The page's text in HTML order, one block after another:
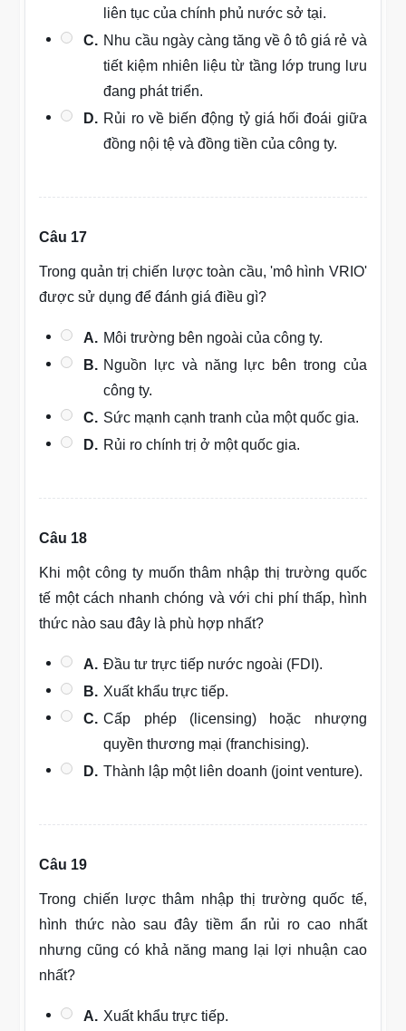
liên tục của chính phủ nước sở tại.
C. Nhu cầu ngày càng tăng về ô tô giá rẻ và
tiết kiệm nhiên liệu từ tầng lớp trung lưu
đang phát triển.
D. Rủi ro về biến động tỷ giá hối đoái giữa
đồng nội tệ và đồng tiền của công ty.
Câu 17
Trong quản trị chiến lược toàn cầu, 'mô hình VRIO'
được sử dụng để đánh giá điều gì?
A. Môi trường bên ngoài của công ty.
B. Nguồn lực và năng lực bên trong của
công ty.
C. Sức mạnh cạnh tranh của một quốc gia.
D. Rủi ro chính trị ở một quốc gia.
Câu 18
Khi một công ty muốn thâm nhập thị trường quốc
tế một cách nhanh chóng và với chi phí thấp, hình
thức nào sau đây là phù hợp nhất?
A. Đầu tư trực tiếp nước ngoài (FDI).
B. Xuất khẩu trực tiếp.
C. Cấp phép (licensing) hoặc nhượng
quyền thương mại (franchising).
D. Thành lập một liên doanh (joint venture).
Câu 19
Trong chiến lược thâm nhập thị trường quốc tế,
hình thức nào sau đây tiềm ẩn rủi ro cao nhất
nhưng cũng có khả năng mang lại lợi nhuận cao
nhất?
A. Xuất khẩu trực tiếp.